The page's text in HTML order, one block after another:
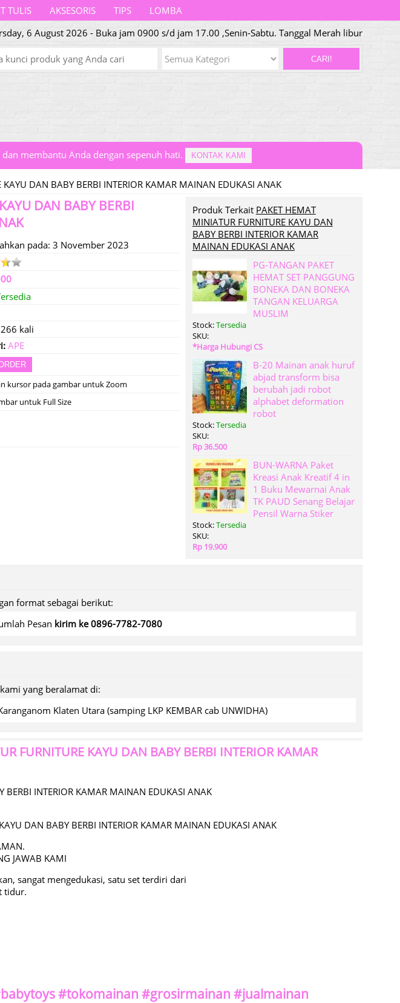
TULIS AKSESORIS TIPS LOMBA
6 August 2026 - Buka jam 0900 s/d jam 17.00 ,Senin-Sabtu. Tanggal Merah libur
CARI!
membantu Anda dengan sepenuh hati. KONTAK KAMI
DAN BABY BERBI INTERIOR KAMAR MAINAN EDUKASI ANAK
DAN BABY BERBI
pada: 3 November 2023
266 kali
APE
kursor pada gambar untuk Zoom
untuk Full Size
Produk Terkait PAKET HEMAT
MINIATUR FURNITURE KAYU DAN
BABY BERBI INTERIOR KAMAR
MAINAN EDUKASI ANAK
PG-TANGAN PAKET
HEMAT SET PANGGUNG
BONEKA DAN BONEKA
TANGAN KELUARGA
MUSLIM
Stock:Tersedia
SKU:
*Harga Hubungi CS
B-20 Mainan anak huruf
abjad transform bisa
berubah jadi robot
alphabet deformation
robot
Stock:Tersedia
SKU:
Rp 36.500
BUN-WARNA Paket
Kreasi Anak Kreatif 4 in
1 Buku Mewarnai Anak
TK PAUD Senang Belajar
Pensil Warna Stiker
Stock:Tersedia
SKU:
Rp 19.900
format sebagai berikut:
Pesan kirim ke 0896-7782-7080
yang beralamat di:
Klaten Utara (samping LKP KEMBAR cab UNWIDHA)
FURNITURE KAYU DAN BABY BERBI INTERIOR KAMAR
BERBI INTERIOR KAMAR MAINAN EDUKASI ANAK
DAN BABY BERBI INTERIOR KAMAR MAINAN EDUKASI ANAK
JAWAB KAMI
sangat mengedukasi, satu set terdiri dari
tidur.
#tokomainan #grosirmainan #jualmainan